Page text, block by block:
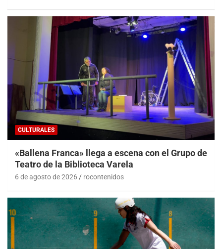
CULTURALES
«Ballena Franca» llega a escena con el Grupo de
Teatro de la Biblioteca Varela
6 de agosto de 2026 rocontenidos